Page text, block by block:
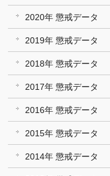
2020年 懲戒データ
2019年 懲戒データ
2018年 懲戒データ
2017年 懲戒データ
2016年 懲戒データ
2015年 懲戒データ
2014年 懲戒データ